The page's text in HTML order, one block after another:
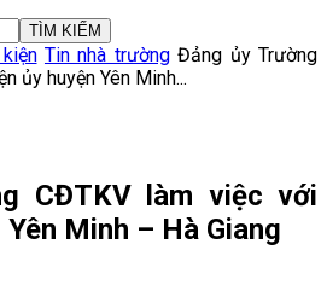
Tin nhà trường Đảng ủy Trường
ủy huyện Yên Minh...
CĐTKV làm việc với
Minh – Hà Giang